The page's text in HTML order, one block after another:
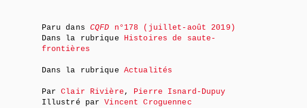
Paru dans CQFD n°178 (juillet-août 2019)
Dans la rubrique Histoires de saute-
frontières
Dans la rubrique Actualités
ParClair Rivière , Pierre Isnard-Dupuy
Illustré parVincent Croguennec